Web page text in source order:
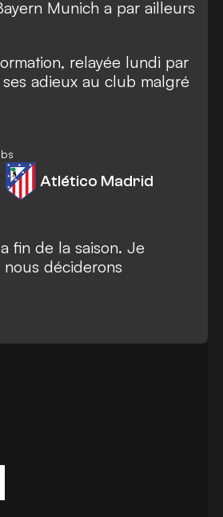
Munich a par ailleurs
relayée lundi par
adieux au club malgré
Atlético Madrid
fin de la saison. Je
déciderons